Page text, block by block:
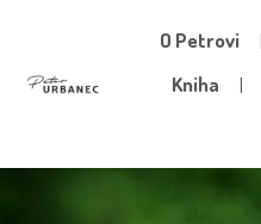
O Petrovi
Kniha